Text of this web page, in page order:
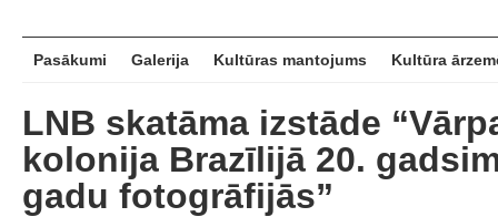
Pasākumi Galerija Kultūras mantojums Kultūra
LNB skatāma izstāde
kolonija Brazīlijā 20.
gadu fotogrāfijās”